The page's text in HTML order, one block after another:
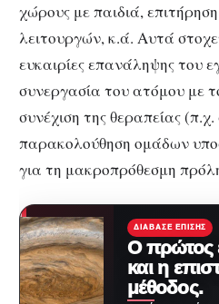
χώρους με παιδιά,
λειτουργών, κ.ά. Αυτά
ευκαιρίες επανάληψης του
συνεργασία του ατόμου με
συνέχιση της θεραπείας
παρακολούθηση ομάδων
για τη μακροπρόθεσμη
ΔΙΆΒΑΣΕ ΕΠΊΣΗΣ
Ο πρώτος
και η
μέθοδος.